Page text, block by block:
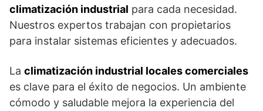
climatización industrial para cada necesidad.
Nuestros expertos trabajan con propietarios
para instalar sistemas eficientes y adecuados.
La climatización industrial locales comerciales
es clave para el éxito de negocios. Un ambiente
cómodo y saludable mejora la experiencia del